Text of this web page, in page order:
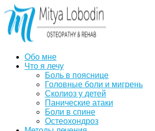
Обо мне
Что я лечу
Боль в пояснице
Головные боли и мигрень
Сколиоз у детей
Панические атаки
Боли в спине
Остеохондроз